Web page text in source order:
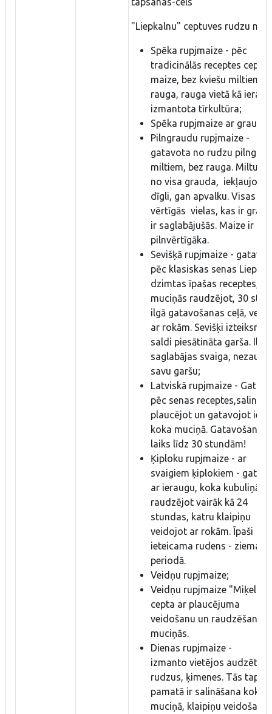
"Liepkalnu" ceptuves rudzu
Spēka rupjmaize - pēc
tradicinālās receptes cepta
maize, bez kviešu miltiem
rauga, rauga vietā kā
izmantota tīrkultūra;
Spēka rupjmaize ar
Pilngraudu rupjmaize -
gatavota no rudzu
miltiem, bez rauga. Miltus
no visa grauda, iekļaujot
dīgli, gan apvalku. Visas
vērtīgās vielas, kas ir
ir saglabājušās. Maize ir
pilnvērtīgāka.
Sevišķā rupjmaize -
pēc klasiskas senas
dzimtas īpašas receptes,
muciņās raudzējot, 30
ilgā gatavošanas ceļā,
ar rokām. Sevišķi
saldi piesātināta garša. Ilgi
saglabājas svaiga, nezaudē
savu garšu;
Latviskā rupjmaize -
pēc senas receptes,salinot
plaucējot un gatavojot
koka muciņā. Gatavošanas
laiks līdz 30 stundām!
Ķiploku rupjmaize - ar
svaigiem ķiplokiem -
ar ieraugu, koka kubuliņā
raudzējot vairāk kā 24
stundas, katru klaipiņu
veidojot ar rokām. Īpaši
ieteicama rudens - ziemas
periodā.
Veidņu rupjmaize;
Veidņu rupjmaize "Miķelis"
cepta ar plaucējuma
veidošanu un raudzēšanu
muciņās.
Dienas rupjmaize -
izmanto vietējos audzētos
rudzus, ķimenes. Tās
pamatā ir salināšana koka
muciņā, klaipiņu veidošana